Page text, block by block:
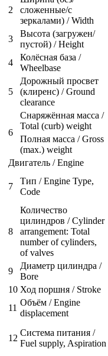
2
сложенные/с
зеркалами) / Width
3
Высота (загружен/
пустой) / Height
4
Колёсная база /
Wheelbase
5
Дорожный просвет
(клиренс) / Ground
clearance
6
Снаряжённая масса /
Total (curb) weight
Полная масса / Gross
(max.) weight
Двигатель / Engine
7
Тип / Engine Type,
Code
8
Количество
цилиндров / Cylinder
arrangement: Total
number of cylinders,
of valves
9
Диаметр цилиндра /
Bore
10 Ход поршня / Stroke
11
Объём / Engine
displacement
12
Система питания /
Fuel supply, Aspiration